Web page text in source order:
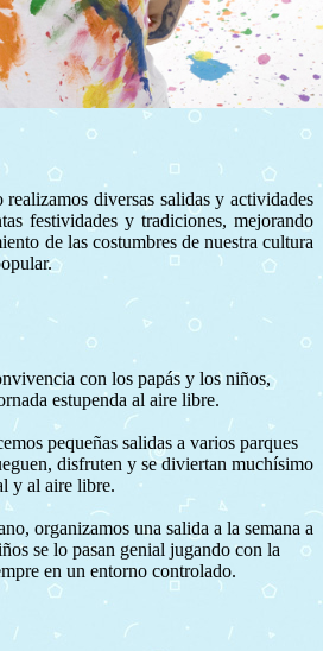
diversas salidas y actividades
festividades y tradiciones, mejorando
de las costumbres de nuestra cultura
con los papás y los niños,
estupenda al aire libre.
pequeñas salidas a varios parques
disfruten y se diviertan muchísimo
y al aire libre.
organizamos una salida a la semana a
se lo pasan genial jugando con la
en un entorno controlado.